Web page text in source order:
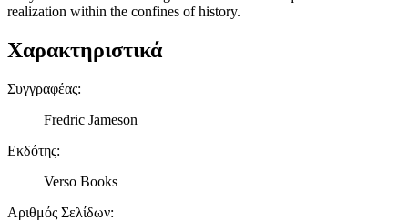
realization within the confines of history.
Χαρακτηριστικά
Συγγραφέας:
Fredric Jameson
Εκδότης:
Verso Books
Αριθμός Σελίδων: